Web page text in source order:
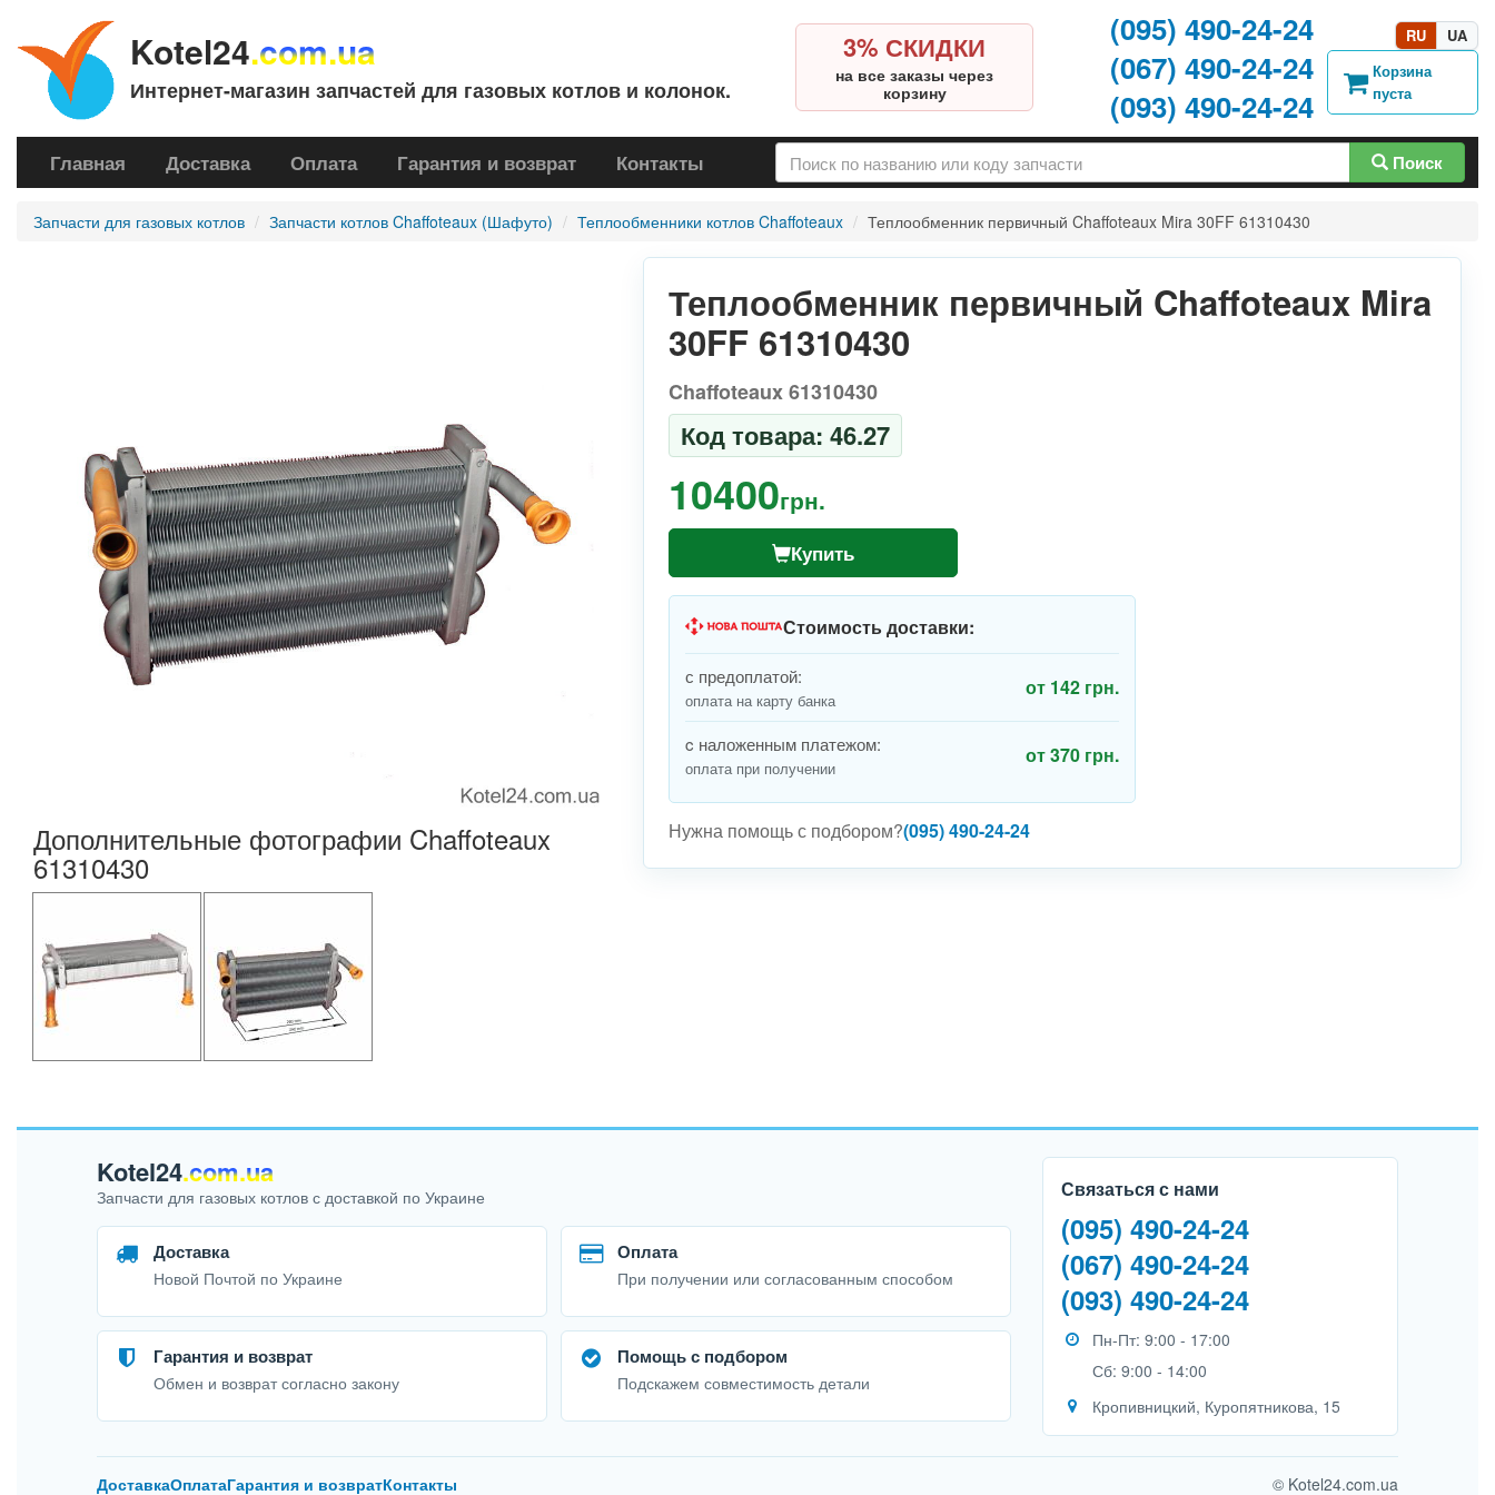
Kotel24.com.ua
Интернет-магазин запчастей для газовых котлов и колонок.
3% СКИДКИ
на все заказы через
корзину
(095) 490-24-24
(067) 490-24-24
(093) 490-24-24
RU
UA
Корзина
пуста
Главная Доставка Оплата Гарантия и возврат Контакты Поиск
Запчасти для газовых котлов Запчасти котлов Chaffoteaux (Шафуто) Теплообменники котлов Chaffoteaux Теплообменник первичный Chaffoteaux Mira 30FF 61310430
Теплообменник первичный Chaffoteaux Mira
30FF 61310430
Chaffoteaux 61310430
Код товара: 46.27
10400грн.
Купить
Стоимость доставки:
с предоплатой: от 142 грн.
оплата на карту банка
c наложенным платежом: от 370 грн.
оплата при получении
Нужна помощь с подбором?(095) 490-24-24
Дополнительные фотографии Chaffoteaux
61310430
Kotel24.com.ua
Запчасти для газовых котлов с доставкой по Украине
Доставка
Новой Почтой по Украине
Оплата
При получении или согласованным способом
Гарантия и возврат
Обмен и возврат согласно закону
Помощь с подбором
Подскажем совместимость детали
Связаться с нами
(095) 490-24-24
(067) 490-24-24
(093) 490-24-24
Пн-Пт: 9:00 - 17:00
Сб: 9:00 - 14:00
Кропивницкий, Куропятникова, 15
ДоставкаОплатаГарантия и возвратКонтакты © Kotel24.com.ua